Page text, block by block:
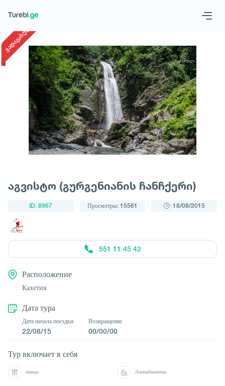
Запросить тур
ვადაგასული
აგვისტო (გურგენიანის ჩანჩქერი)
ID: 8967 Просмотры: 15561 18/08/2015
551 11 45 42
Расположение
Кахетия
Дата тура
Дата начала поездки
22/08/15
Возвращение
00/00/00
Тур включает в себя
пища Авиабилеты